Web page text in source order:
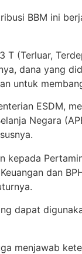
BBM ini
(Terluar,
dana yang
untuk
ESDM,
Negara
dan
dapat
menjawab